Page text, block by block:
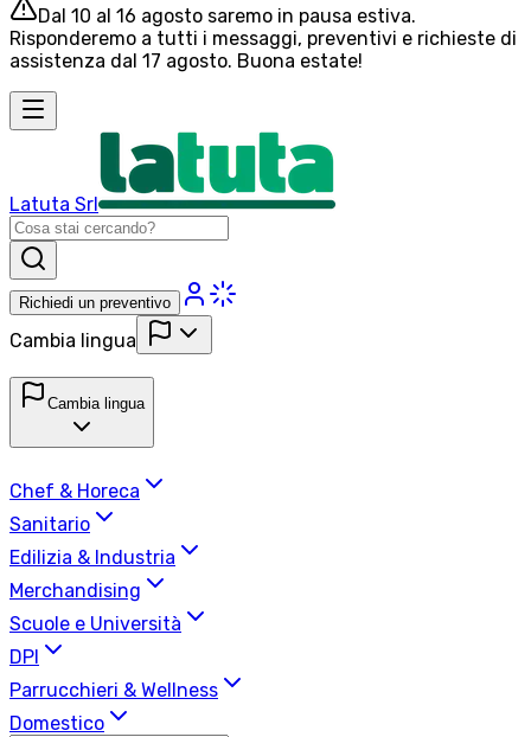
Dal 10 al 16 agosto saremo in pausa estiva.
Risponderemo a tutti i messaggi, preventivi e richieste di
assistenza dal 17 agosto. Buona estate!
Latuta Srl
Richiedi un preventivo
Cambia lingua
Cambia lingua
Chef & Horeca
Sanitario
Edilizia & Industria
Merchandising
Scuole e Università
DPI
Parrucchieri & Wellness
Domestico